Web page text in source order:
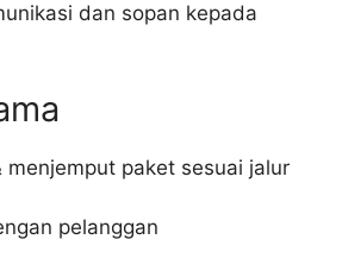
dan sopan kepada
menjemput paket sesuai jalur
pelanggan